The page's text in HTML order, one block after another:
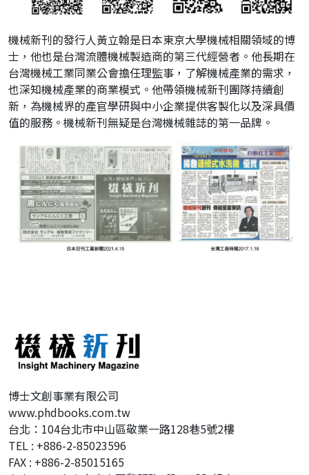
機械新刊的發行人黃立翰是日本東京大學機械相關領域的博
士，他也是台灣流體機械製造商的第三代經營者。他長期在
台灣機械工業同業公會擔任理監事，了解機械產業的需求，
也深知機械產業的商業模式。他帶領機械新刊團隊持續創
新，為機械界的產官學研與中小企業提供客製化以及深具價
值的服務。機械新刊無疑是台灣機械雜誌的第一品牌。
博士文創事業有限公司
www.phdbooks.com.tw
台北：104台北市中山區敬業一路128巷5號2樓
TEL : +886-2-85023596
FAX : +886-2-85015165